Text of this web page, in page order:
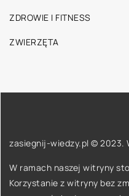
ZDROWIE I FITNESS
ZWIERZĘTA
zasiegnij-wiedzy.pl © 2023.
W ramach naszej witryny
Korzystanie z witryny bez